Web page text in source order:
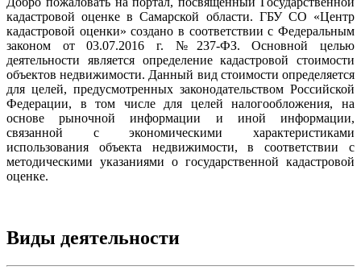
кадастровой оценке в Самарской области. ГБУ СО «Центр
кадастровой оценки» создано в соответствии с Федеральным
законом от 03.07.2016 г. №237-ФЗ. Основной целью
деятельности является определение кадастровой стоимости
объектов недвижимости. Данный вид стоимости определяется
для целей, предусмотренных законодательством Российской
Федерации, в том числе для целей налогообложения, на
основе рыночной информации и иной информации,
связанной с экономическими характеристиками
использования объекта недвижимости, в соответствии с
методическими указаниями о государственной кадастровой
оценке.
Виды деятельности